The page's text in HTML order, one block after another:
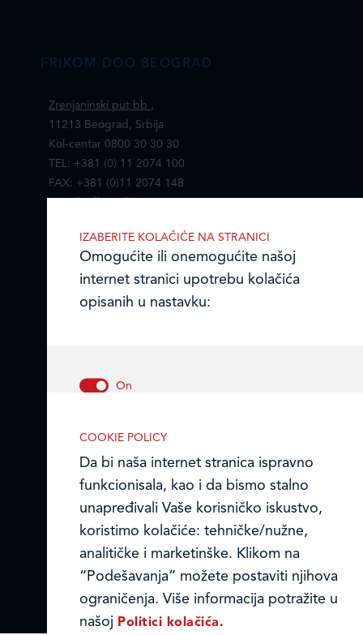
FRIKOM DOO BEOGRAD
Zrenjaninski put bb ,
11213 Beograd, Srbija
Kol-centar 0800 30 30 30
TEL: +381 (0) 11 2074 100
FAX: +381 (0)11 2074 148
Frikom Srbija
Politika kolačića
COOKIE POLICY
Da bi naša internet stranica ispravno
funkcionisala, kao i da bismo stalno
unapređivali Vaše korisničko iskustvo,
koristimo kolačiće: tehničke/nužne,
analitičke i marketinške. Klikom na
“Podešavanja” možete postaviti njihova
ograničenja. Više informacija potražite u
našoj Politici kolačića.
IZABERITE KOLAČIĆE NA STRANICI
Omogućite ili onemogućite našoj
internet stranici upotrebu kolačića
opisanih u nastavku:
funkcionalnosti internet stranice. Bez
njih, naša internet stranica ne može
pravilno da funkcioniše, a možete ih
isključiti menjanjem podešavanja u
svom internet pretraživaču.